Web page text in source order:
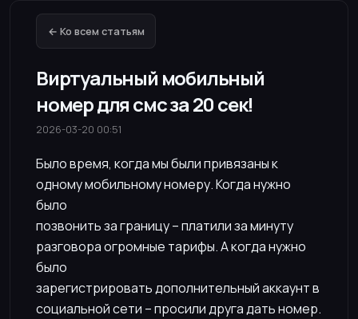
← Ко всем статьям
Виртуальный мобильный
номер для смс за 20 сек!
2026-03-20 00:51
Было время, когда мы были привязаны к
одному мобильному номеру. Когда нужно
было
позвонить за границу – платили за минуту
разговора огромные тарифы. А когда нужно
было
зарегистрировать дополнительный аккаунт в
социальной сети – просили друга дать номер.